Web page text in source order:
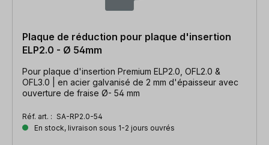
Plaque de réduction pour plaque d'insertion
ELP2.0 - Ø 54mm
Pour plaque d'insertion Premium ELP2.0, OFL2.0 &
OFL3.0 | en acier galvanisé de 2 mm d'épaisseur avec
ouverture de fraise Ø- 54 mm
Réf. art. : SA-RP2.0-54
En stock, livraison sous 1-2 jours ouvrés